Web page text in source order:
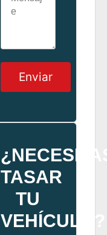
Enviar
TASAR
TU
VEHÍCULO?